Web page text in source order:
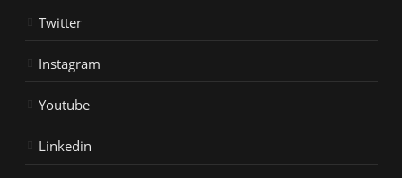
Twitter
Instagram
Youtube
Linkedin